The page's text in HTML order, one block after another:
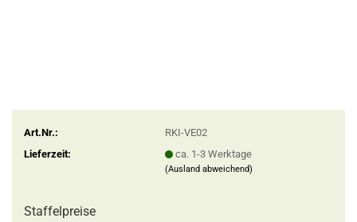
Art.Nr.:
RKI-VE02
Lieferzeit:
ca. 1-3 Werktage
(Ausland abweichend)
Staffelpreise